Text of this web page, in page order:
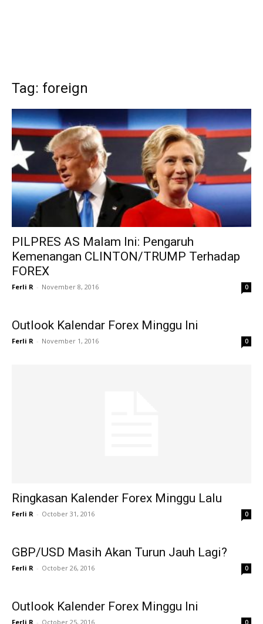
Tag: foreign
PILPRES AS Malam Ini: Pengaruh
Kemenangan CLINTON/TRUMP Terhadap
FOREX
Ferli R - November 8, 2016 0
Outlook Kalendar Forex Minggu Ini
Ferli R - November 1, 2016 0
Ringkasan Kalender Forex Minggu Lalu
Ferli R - October 31, 2016 0
GBP/USD Masih Akan Turun Jauh Lagi?
Ferli R - October 26, 2016 0
Outlook Kalender Forex Minggu Ini
Ferli R - October 25, 2016 0